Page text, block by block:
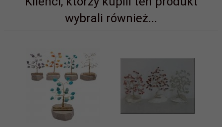
wybrali również...